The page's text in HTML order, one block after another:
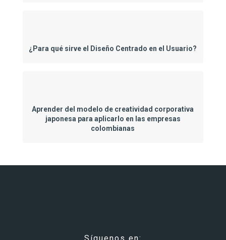
¿Para qué sirve el Diseño Centrado en el Usuario?
Aprender del modelo de creatividad corporativa
japonesa para aplicarlo en las empresas
colombianas